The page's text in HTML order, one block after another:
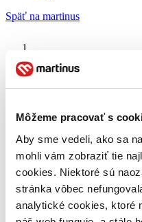
Môžeme pracovať s
Aby sme vedeli, ako sa
mohli vám zobraziť tie
cookies. Niektoré sú
stránka vôbec
analytické cookies, ktoré
Späť na martinus
Biutiful
O nás
Náš príbeh
Galéria Martinusu
Zodpovednosť
Sme B Corp